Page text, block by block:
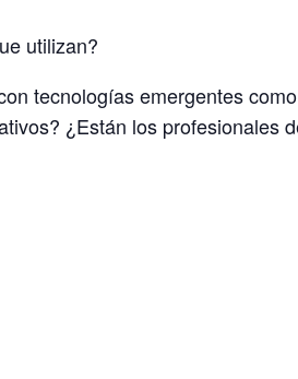
utilizan?
tecnologías emergentes
¿Están los profesionales